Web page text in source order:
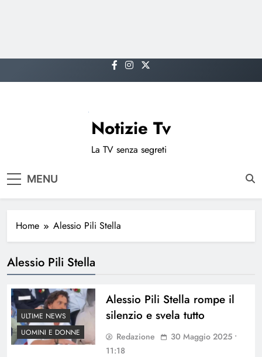
to
Notizie Tv
La TV senza segreti
MENU
Home Alessio Pili Stella
Alessio Pili Stella
ULTIME NEWS
UOMINI E DONNE
Alessio Pili Stella rompe il
silenzio e svela tutto
Redazione
30 Maggio 2025 •
11:18